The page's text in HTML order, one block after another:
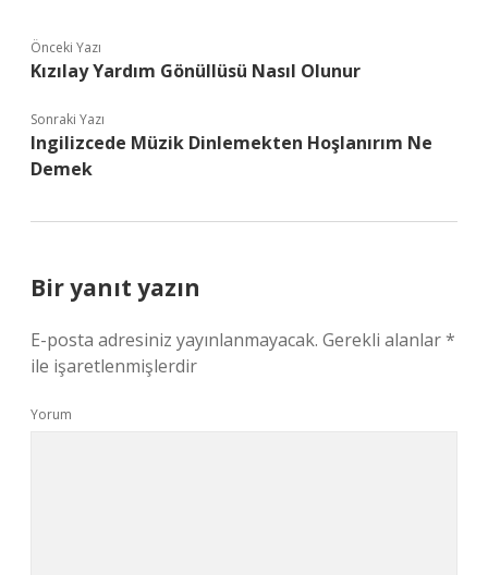
Önceki Yazı
Kızılay Yardım Gönüllüsü Nasıl Olunur
Sonraki Yazı
Ingilizcede Müzik Dinlemekten Hoşlanırım Ne
Demek
Bir yanıt yazın
E-posta adresiniz yayınlanmayacak. Gerekli alanlar*
ile işaretlenmişlerdir
Yorum